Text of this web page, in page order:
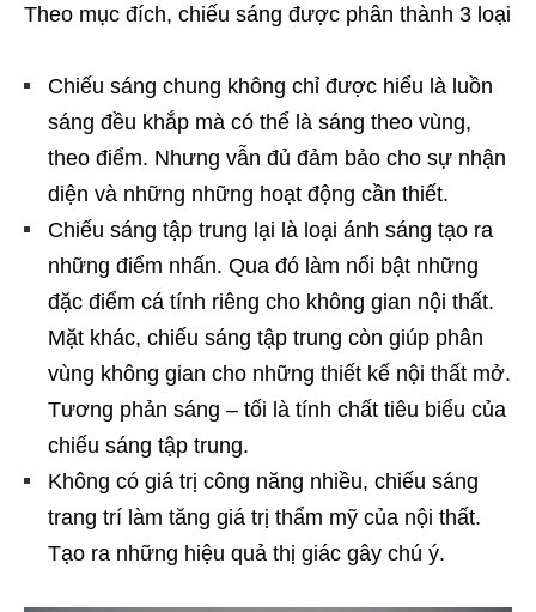
Theo mục đích, chiếu sáng được phân thành 3 loại
Chiếu sáng chung không chỉ được hiểu là luồn
sáng đều khắp mà có thể là sáng theo vùng,
theo điểm. Nhưng vẫn đủ đảm bảo cho sự nhận
diện và những những hoạt động cần thiết.
Chiếu sáng tập trung lại là loại ánh sáng tạo ra
những điểm nhấn. Qua đó làm nổi bật những
đặc điểm cá tính riêng cho không gian nội thất.
Mặt khác, chiếu sáng tập trung còn giúp phân
vùng không gian cho những thiết kế nội thất mở.
Tương phản sáng – tối là tính chất tiêu biểu của
chiếu sáng tập trung.
Không có giá trị công năng nhiều, chiếu sáng
trang trí làm tăng giá trị thẩm mỹ của nội thất.
Tạo ra những hiệu quả thị giác gây chú ý.